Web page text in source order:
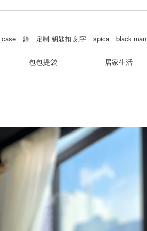
case 鐘 定制 钥匙扣 刻字 spica black man
包包提袋 居家生活